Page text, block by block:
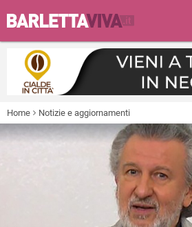
Home Notizie e aggiornamenti